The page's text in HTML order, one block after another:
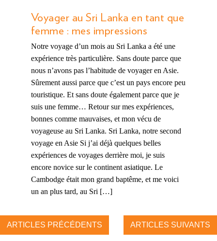
Voyager au Sri Lanka en tant que
femme : mes impressions
Notre voyage d’un mois au Sri Lanka a été une
expérience très particulière. Sans doute parce que
nous n’avons pas l’habitude de voyager en Asie.
Sûrement aussi parce que c’est un pays encore peu
touristique. Et sans doute également parce que je
suis une femme… Retour sur mes expériences,
bonnes comme mauvaises, et mon vécu de
voyageuse au Sri Lanka. Sri Lanka, notre second
voyage en Asie Si j’ai déjà quelques belles
expériences de voyages derrière moi, je suis
encore novice sur le continent asiatique. Le
Cambodge était mon grand baptême, et me voici
un an plus tard, au Sri […]
ARTICLES PRÉCÉDENTS ARTICLES SUIVANTS